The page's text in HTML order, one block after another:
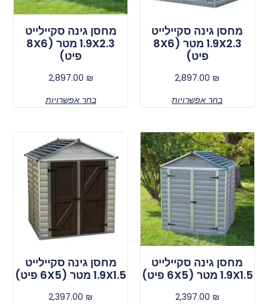
מחסן גינה סקיילייט
1.9X2.3 מטר (8X6
פיט)
2,897.00 ₪
בחר אפשרויות
מחסן גינה סקיילייט
1.9X2.3 מטר (8X6
פיט)
2,897.00 ₪
בחר אפשרויות
מחסן גינה סקיילייט
1.9X1.5 מטר (6X5 פיט)
2,397.00 ₪
מחסן גינה סקיילייט
1.9X1.5 מטר (6X5 פיט)
2,397.00 ₪